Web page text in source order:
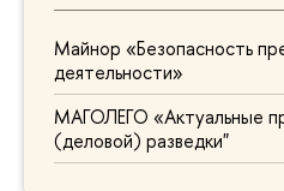
Майнор «Безопасность
деятельности»
МАГОЛЕГО «Актуальные
(деловой) разведки"